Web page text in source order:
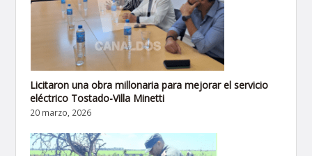
Licitaron una obra millonaria para mejorar el servicio
eléctrico Tostado-Villa Minetti
20 marzo, 2026